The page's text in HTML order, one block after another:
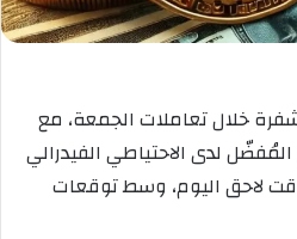
خلال تعاملات الجمعة، مع
لدى الاحتياطي الفيدرالي
لاحق اليوم، وسط توقعات